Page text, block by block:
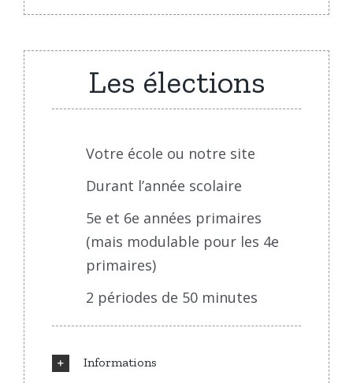
Les élections
Votre école ou notre site
Durant l’année scolaire
5e et 6e années primaires
(mais modulable pour les 4e
primaires)
2 périodes de 50 minutes
Informations